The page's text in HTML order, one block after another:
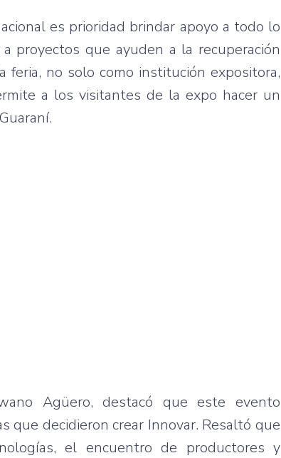
es prioridad brindar apoyo a todo lo
proyectos que ayuden a la recuperación
feria, no solo como institución expositora,
a los visitantes de la expo hacer un
Agüero, destacó que este evento
que decidieron crear Innovar. Resaltó que
el encuentro de productores y